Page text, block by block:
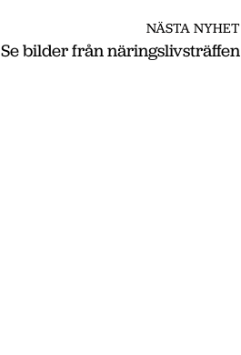
NÄSTA NYHET
Se bilder från näringslivsträffen